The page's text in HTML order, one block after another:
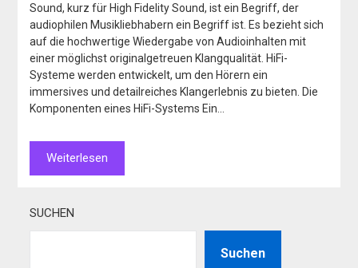
Sound, kurz für High Fidelity Sound, ist ein Begriff, der
audiophilen Musikliebhabern ein Begriff ist. Es bezieht sich
auf die hochwertige Wiedergabe von Audioinhalten mit
einer möglichst originalgetreuen Klangqualität. HiFi-
Systeme werden entwickelt, um den Hörern ein
immersives und detailreiches Klangerlebnis zu bieten. Die
Komponenten eines HiFi-Systems Ein…
Weiterlesen
SUCHEN
Suchen